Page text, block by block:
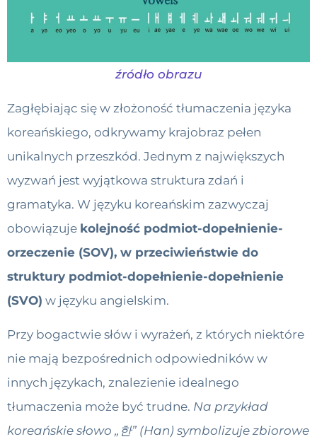
źródło obrazu
Zagłębiając się w złożoność tłumaczenia języka
koreańskiego, odkrywamy krajobraz pełen
unikalnych przeszkód. Jednym z największych
wyzwań jest wyjątkowa struktura zdań i
gramatyka. W języku koreańskim zazwyczaj
obowiązuje kolejność podmiot-dopełnienie-
orzeczenie (SOV), w przeciwieństwie do
struktury podmiot-dopełnienie-dopełnienie
(SVO) w języku angielskim.
Przy bogactwie słów i wyrażeń, z których niektóre
nie mają bezpośrednich odpowiedników w
innych językach, znalezienie idealnego
tłumaczenia może być trudne. Na przykład
koreańskie słowo „한” (Han) symbolizuje zbiorowe